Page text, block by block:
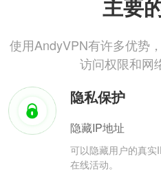
主要
使用AndyVPN有许多优势
访问权限和网
隐私保护
隐藏IP地址
可以隐藏用户的真实
在线活动。